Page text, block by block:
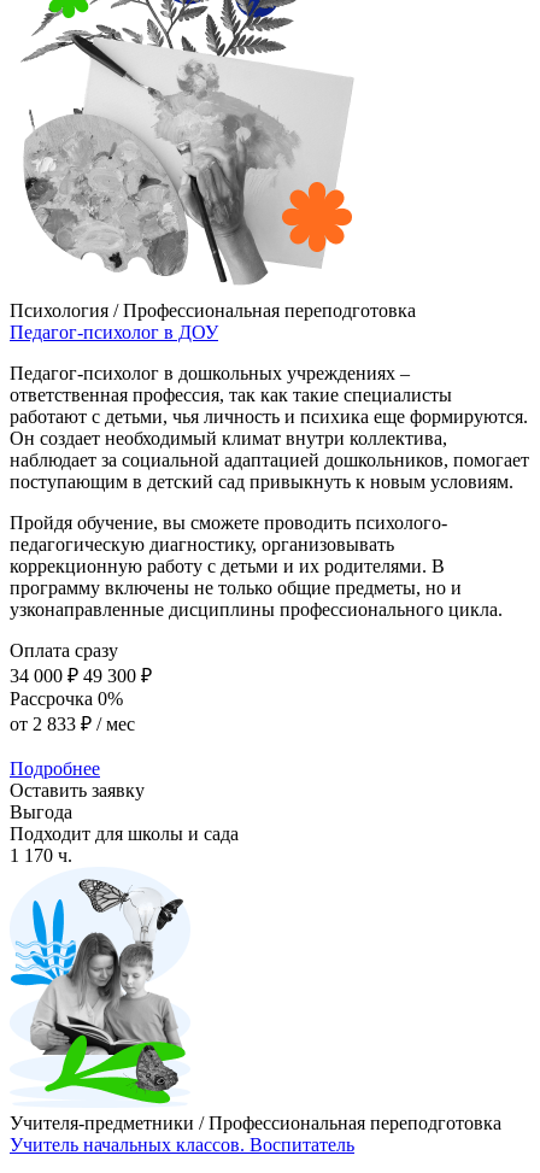
Психология / Профессиональная переподготовка
Педагог-психолог в ДОУ
Педагог-психолог в дошкольных учреждениях –
ответственная профессия, так как такие специалисты
работают с детьми, чья личность и психика еще формируются.
Он создает необходимый климат внутри коллектива,
наблюдает за социальной адаптацией дошкольников, помогает
поступающим в детский сад привыкнуть к новым условиям.
Пройдя обучение, вы сможете проводить психолого-
педагогическую диагностику, организовывать
коррекционную работу с детьми и их родителями. В
программу включены не только общие предметы, но и
узконаправленные дисциплины профессионального цикла.
Оплата сразу
34 000 ₽ 49 300 ₽
Рассрочка 0%
от 2 833 ₽ / мес
Подробнее
Оставить заявку
Выгода
Подходит для школы и сада
1 170 ч.
Учителя-предметники / Профессиональная переподготовка
Учитель начальных классов. Воспитатель